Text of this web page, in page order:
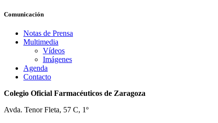
Comunicación
Notas de Prensa
Multimedia
Vídeos
Imágenes
Agenda
Contacto
Colegio Oficial Farmacéuticos de Zaragoza
Avda. Tenor Fleta, 57 C, 1º